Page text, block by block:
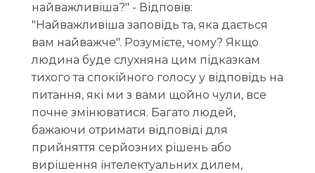
найважливіша?" - Відповів:
"Найважливіша заповідь та, яка дається
вам найважче". Розумієте, чому? Якщо
людина буде слухняна цим підказкам
тихого та спокійного голосу у відповідь на
питання, які ми з вами щойно чули, все
почне змінюватися. Багато людей,
бажаючи отримати відповіді для
прийняття серйозних рішень або
вирішення інтелектуальних дилем,